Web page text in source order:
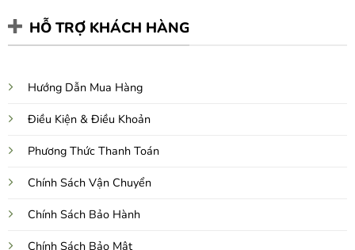
HỖ TRỢ KHÁCH HÀNG
Hướng Dẫn Mua Hàng
Điều Kiện & Điều Khoản
Phương Thức Thanh Toán
Chính Sách Vận Chuyển
Chính Sách Bảo Hành
Chính Sách Bảo Mật